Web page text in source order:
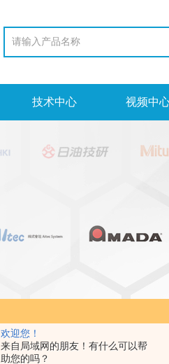
欢迎您！
来自局域网的朋友！有什么可以帮
助您的吗？
技术中心 视频中